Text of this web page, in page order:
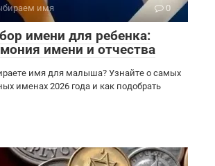
имя 0
имени для ребенка:
имени и отчества
имя для малыша? Узнайте о самых
именах 2026 года и как подобрать